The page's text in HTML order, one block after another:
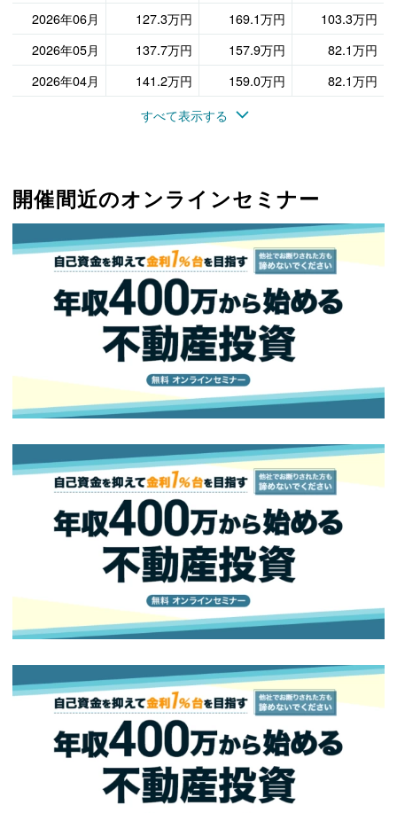
2026年06月
127.3万円 169.1万円
103.3万円
2026年05月
137.7万円 157.9万円
82.1万円
2026年04月
141.2万円 159.0万円
82.1万円
すべて表示する
開催間近のオンラインセミナー